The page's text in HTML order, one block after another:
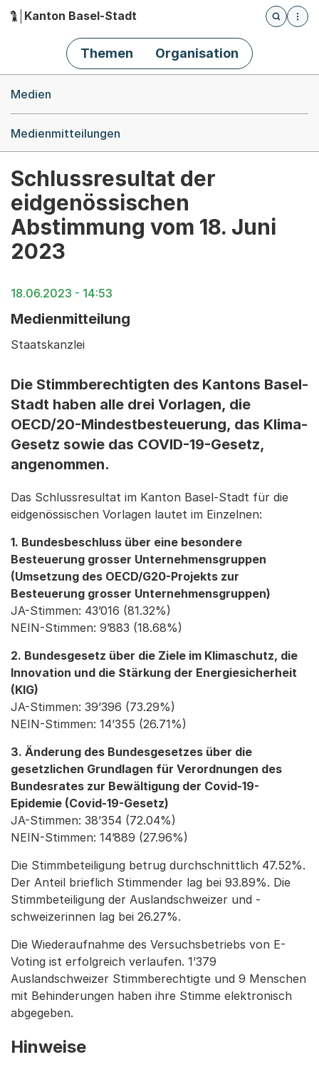
Hauptnavigation
Kanton Basel-Stadt
Öffnet
Themen Organisation
Medien
Medienmitteilungen
Schlussresultat der
eidgenössischen
Abstimmung vom 18. Juni
2023
18.06.2023 - 14:53
Medienmitteilung
Staatskanzlei
Die Stimmberechtigten des Kantons Basel-
Stadt haben alle drei Vorlagen, die
OECD/20-Mindestbesteuerung, das Klima-
Gesetz sowie das COVID-19-Gesetz,
angenommen.
Das Schlussresultat im Kanton Basel-Stadt für die
eidgenössischen Vorlagen lautet im Einzelnen:
1. Bundesbeschluss über eine besondere
Besteuerung grosser Unternehmensgruppen
(Umsetzung des OECD/G20-Projekts zur
Besteuerung grosser Unternehmensgruppen)
JA-Stimmen: 43’016 (81.32%)
NEIN-Stimmen: 9’883 (18.68%)
2. Bundesgesetz über die Ziele im Klimaschutz, die
Innovation und die Stärkung der Energiesicherheit
(KlG)
JA-Stimmen: 39’396 (73.29%)
NEIN-Stimmen: 14’355 (26.71%)
3. Änderung des Bundesgesetzes über die
gesetzlichen Grundlagen für Verordnungen des
Bundesrates zur Bewältigung der Covid-19-
Epidemie (Covid-19-Gesetz)
JA-Stimmen: 38’354 (72.04%)
NEIN-Stimmen: 14’889 (27.96%)
Die Stimmbeteiligung betrug durchschnittlich 47.52%.
Der Anteil brieflich Stimmender lag bei 93.89%. Die
Stimmbeteiligung der Auslandschweizer und -
schweizerinnen lag bei 26.27%.
Die Wiederaufnahme des Versuchsbetriebs von E-
Voting ist erfolgreich verlaufen. 1’379
Auslandschweizer Stimmberechtigte und 9 Menschen
mit Behinderungen haben ihre Stimme elektronisch
abgegeben.
Hinweise